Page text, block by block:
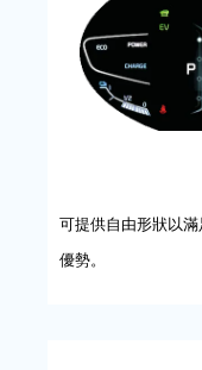
可提供自由形狀以
優勢。